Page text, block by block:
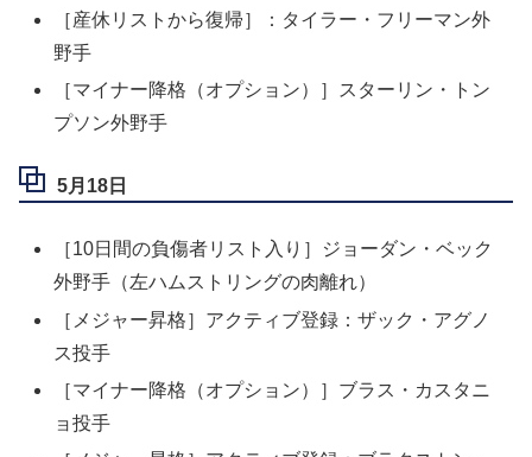
［産休リストから復帰］：タイラー・フリーマン外
野手
［マイナー降格（オプション）］スターリン・トン
プソン外野手
5月18日
［10日間の負傷者リスト入り］ジョーダン・ベック
外野手（左ハムストリングの肉離れ）
［メジャー昇格］アクティブ登録：ザック・アグノ
ス投手
［マイナー降格（オプション）］ブラス・カスタニ
ョ投手